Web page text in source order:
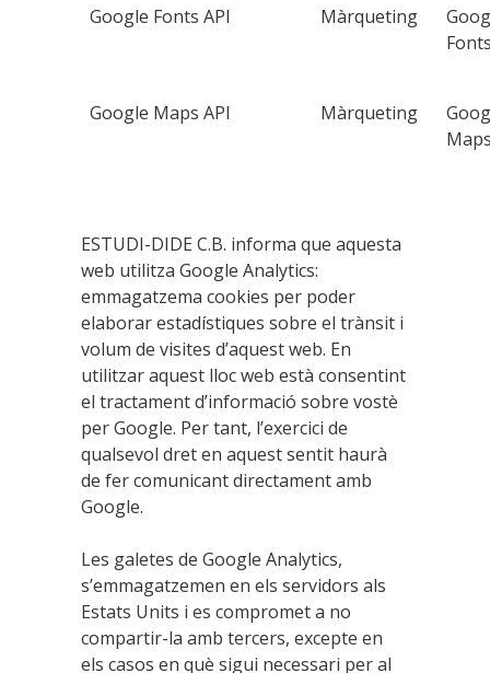
Google Fonts API Màrqueting
Google Maps API Màrqueting
ESTUDI-DIDE C.B. informa que aquesta
web utilitza Google Analytics:
emmagatzema cookies per poder
elaborar estadístiques sobre el trànsit i
volum de visites d’aquest web. En
utilitzar aquest lloc web està consentint
el tractament d’informació sobre vostè
per Google. Per tant, l’exercici de
qualsevol dret en aquest sentit haurà
de fer comunicant directament amb
Google.
Les galetes de Google Analytics,
s’emmagatzemen en els servidors als
Estats Units i es compromet a no
compartir-la amb tercers, excepte en
els casos en què sigui necessari per al